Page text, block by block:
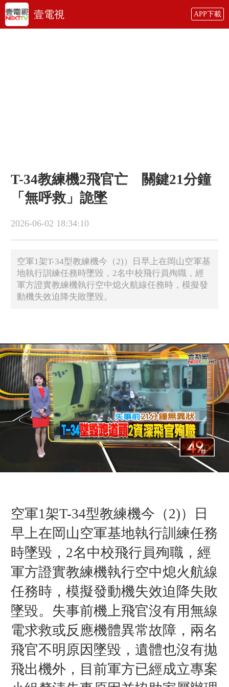
壹電視 APP下載
T-34教練機2飛官亡 關鍵21分鐘
「無呼救」詭墜
2026-06-02 18:34:10
空軍1架T-34型教練機今（2)）日早上在岡山空軍基
地執行訓練任務時墜毀，2名中校飛行員殉職，經
軍方證實教練機執行空中熄火航線任務時，模擬發
動機失效迫降失敗墜毀。
空軍1架T-34型教練機今（2)）日
早上在岡山空軍基地執行訓練任務
時墜毀，2名中校飛行員殉職，經
軍方證實教練機執行空中熄火航線
任務時，模擬發動機失效迫降失敗
墜毀。失事前機上飛官沒有用無線
電求救或反應機體異常故障，兩名
飛官不明原因墜毀，遺體也沒有拋
飛出機外，目前軍方已經成立專案